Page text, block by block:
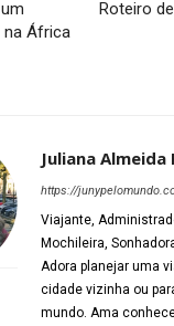
África
Roteiro
Juliana Almeida
https://
Viajante,
Mochileira,
Adora planejar uma
cidade vizinha ou
mundo. Ama